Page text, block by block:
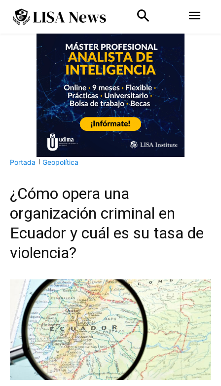
Portada Geopolítica
¿Cómo opera una
organización criminal en
Ecuador y cuál es su tasa de
violencia?